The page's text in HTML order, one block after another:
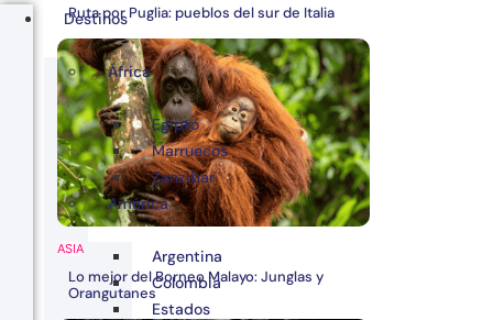
Ruta por Puglia: pueblos del sur de Italia
ASIA
Lo mejor del Borneo Malayo: Junglas y
Orangutanes
Destinos
África
Egipto
Marruecos
Zanzibar
América
Argentina
Colombia
Estados